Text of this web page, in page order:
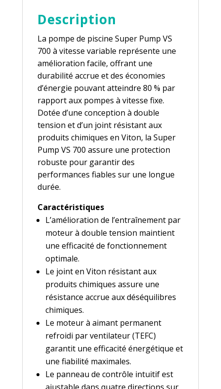
Description
La pompe de piscine Super Pump VS
700 à vitesse variable représente une
amélioration facile, offrant une
durabilité accrue et des économies
d’énergie pouvant atteindre 80 % par
rapport aux pompes à vitesse fixe.
Dotée d’une conception à double
tension et d’un joint résistant aux
produits chimiques en Viton, la Super
Pump VS 700 assure une protection
robuste pour garantir des
performances fiables sur une longue
durée.
Caractéristiques
L’amélioration de l’entraînement par
moteur à double tension maintient
une efficacité de fonctionnement
optimale.
Le joint en Viton résistant aux
produits chimiques assure une
résistance accrue aux déséquilibres
chimiques.
Le moteur à aimant permanent
refroidi par ventilateur (TEFC)
garantit une efficacité énergétique et
une fiabilité maximales.
Le panneau de contrôle intuitif est